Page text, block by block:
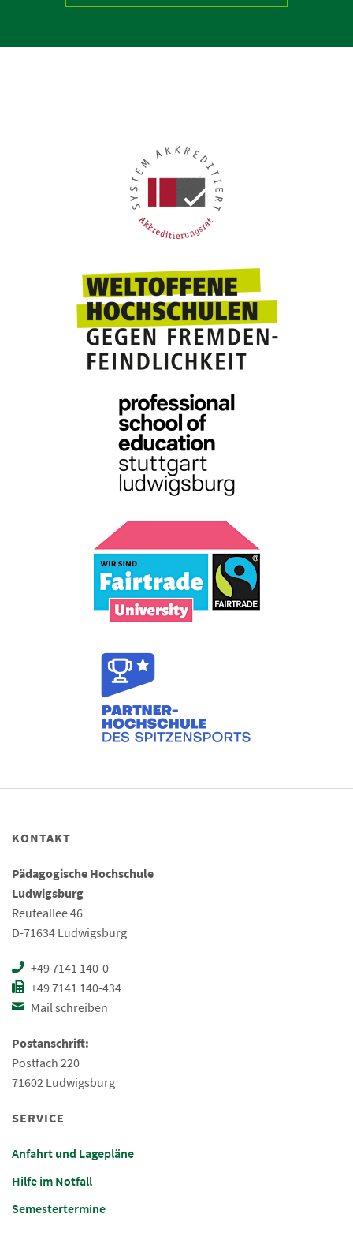
KONTAKT
Pädagogische Hochschule
Ludwigsburg
Reuteallee 46
D-71634 Ludwigsburg
+49 7141 140-0
+49 7141 140-434
Mail schreiben
Postanschrift:
Postfach 220
71602 Ludwigsburg
SERVICE
Anfahrt und Lagepläne
Hilfe im Notfall
Semestertermine